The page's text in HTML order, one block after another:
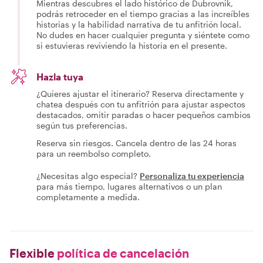
Mientras descubres el lado histórico de Dubrovnik,
podrás retroceder en el tiempo gracias a las increíbles
historias y la habilidad narrativa de tu anfitrión local.
No dudes en hacer cualquier pregunta y siéntete como
si estuvieras reviviendo la historia en el presente.
Hazla tuya
¿Quieres ajustar el itinerario? Reserva directamente y
chatea después con tu anfitrión para ajustar aspectos
destacados, omitir paradas o hacer pequeños cambios
según tus preferencias.
Reserva sin riesgos. Cancela dentro de las 24 horas
para un reembolso completo.
¿Necesitas algo especial? Personaliza tu experiencia
para más tiempo, lugares alternativos o un plan
completamente a medida.
Flexible política de cancelación